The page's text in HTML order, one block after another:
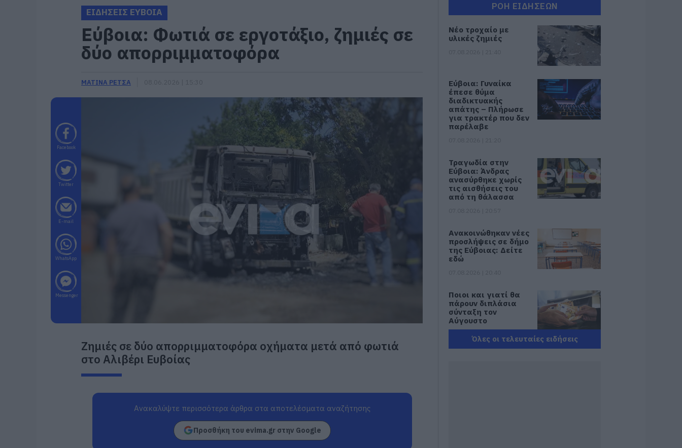
ΕΙΔΗΣΕΙΣ ΕΥΒΟΙΑ
Εύβοια: Φωτιά σε εργοτάξιο, ζημιές σε
δύο απορριμματοφόρα
ΜΑΤΙΝΑ ΡΕΤΣΑ
Facebook
Twitter
E-mail
WhatsApp
Messenger
Ζημιές σε δύο απορριμματοφόρα οχήματα μετά από φωτιά
στο Αλιβέρι Ευβοίας
Ανακαλύψτε περισσότερα άρθρα στα αποτελέσματα αναζήτησης
Προσθήκη του evima.gr στην Google
ΡΟΗ ΕΙΔΗΣΕΩΝ
Νέο τροχαίο με
υλικές ζημιές
Εύβοια: Γυναίκα
έπεσε θύμα
διαδικτυακής
απάτης – Πλήρωσε
για τρακτέρ που δεν
παρέλαβε
Τραγωδία στην
Εύβοια: Άνδρας
ανασύρθηκε χωρίς
τις αισθήσεις του
από τη θάλασσα
Ανακοινώθηκαν νέες
προσλήψεις σε δήμο
της Εύβοιας: Δείτε
εδώ
Ποιοι και γιατί θα
πάρουν διπλάσια
σύνταξη τον
Αύγουστο
07.08.2026 | 20:20
Όλες οι τελευταίες ειδήσεις